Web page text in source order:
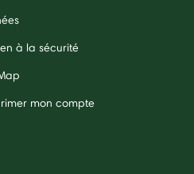
à la sécurité
mon compte